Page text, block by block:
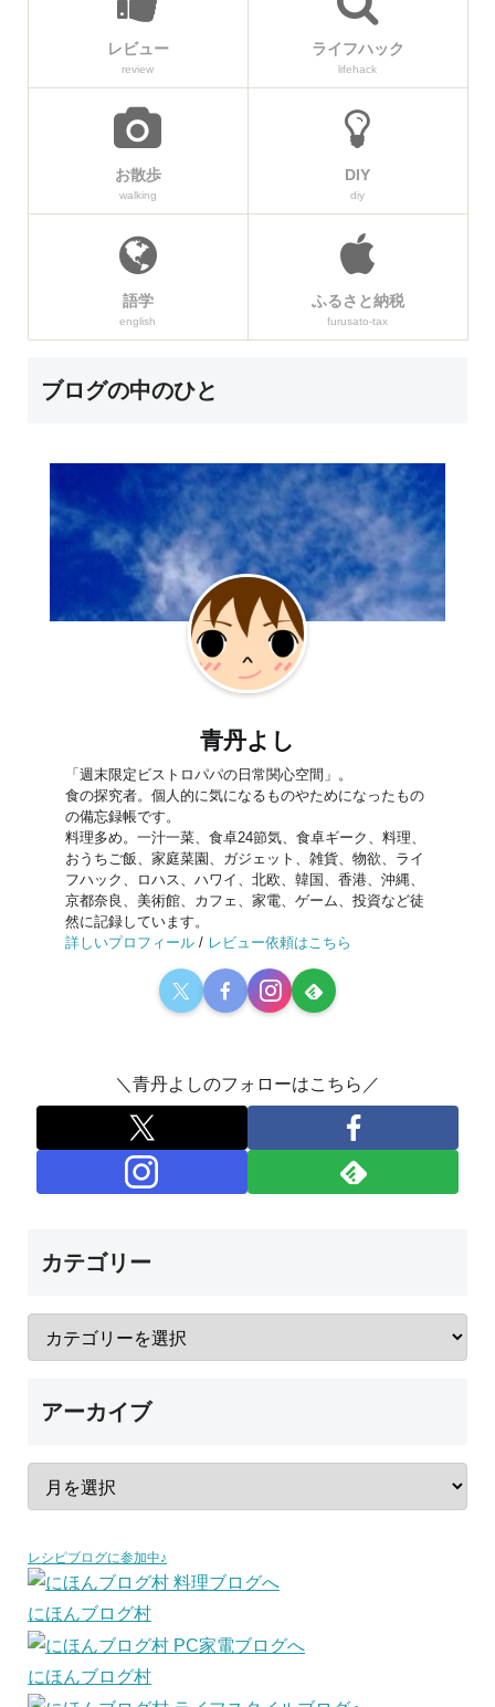
レビュー
review
ライフハック
lifehack
お散歩
walking
DIY
diy
語学
english
ふるさと納税
furusato-tax
ブログの中のひと
青丹よし
「週末限定ビストロパパの日常関心空間」。
食の探究者。個人的に気になるものやためになったもの
の備忘録帳です。
料理多め。一汁一菜、食卓24節気、食卓ギーク、料理、
おうちご飯、家庭菜園、ガジェット、雑貨、物欲、ライ
フハック、ロハス、ハワイ、北欧、韓国、香港、沖縄、
京都奈良、美術館、カフェ、家電、ゲーム、投資など徒
然に記録しています。
詳しいプロフィール / レビュー依頼はこちら
＼青丹よしのフォローはこちら／
カテゴリー
アーカイブ
レシピブログに参加中♪
にほんブログ村
にほんブログ村